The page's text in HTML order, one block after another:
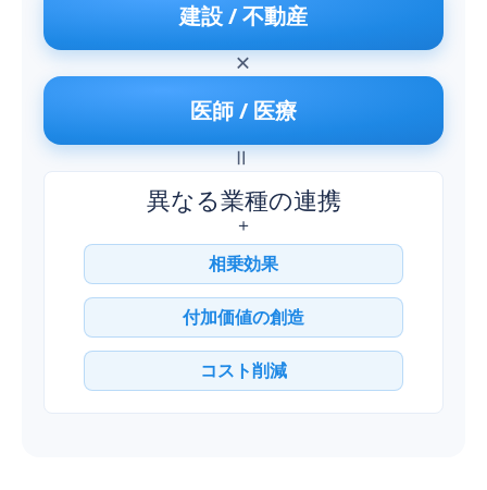
建設 / 不動産
×
医師 / 医療
＝
異なる業種の連携
＋
相乗効果
付加価値の創造
コスト削減